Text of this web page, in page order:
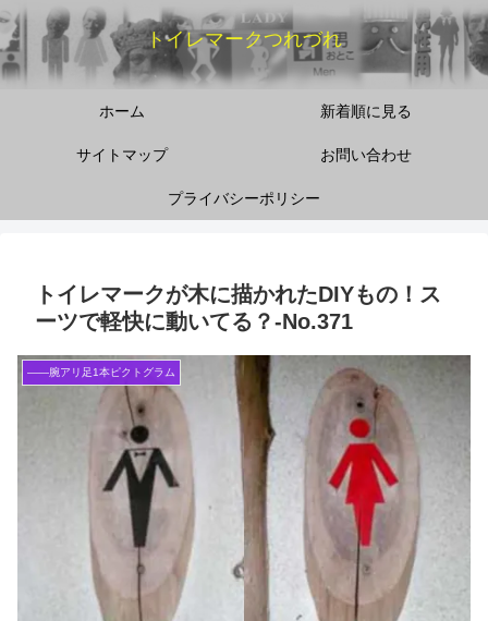
トイレマークつれづれ
ホーム 新着順に見る
サイトマップ お問い合わせ
プライバシーポリシー
トイレマークが木に描かれたDIYもの！ス
ーツで軽快に動いてる？‐No.371
――腕アリ足1本ピクトグラム